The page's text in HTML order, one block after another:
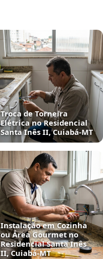
Troca de Torneira
Elétrica no Residencial
Santa Inês II, Cuiabá‑MT
Instalação em Cozinha
ou Área Gourmet no
Residencial Santa Inês
II, Cuiabá‑MT